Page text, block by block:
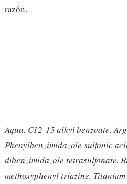
razón.
Aqua. C12-15 alkyl benzoate.
Phenylbenzimidazole sulfonic
dibenzimidazole tetrasulfonate.
methoxyphenyl triazine.